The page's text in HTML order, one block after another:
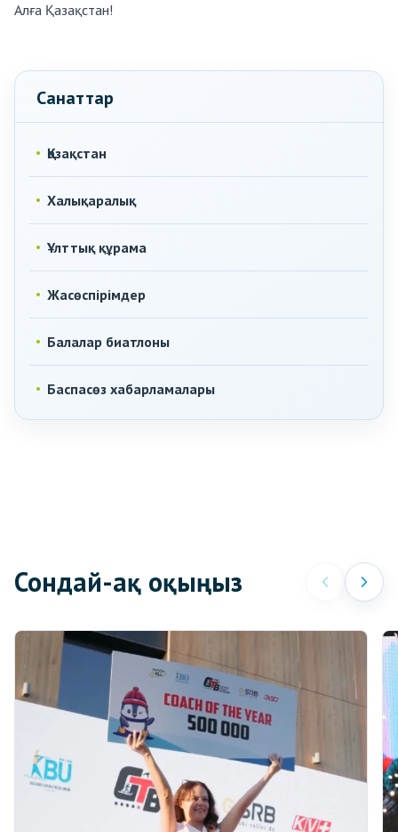
Алға Қазақстан!
Санаттар
Қазақстан
Халықаралық
Ұлттық құрама
Жасөспірімдер
Балалар биатлоны
Баспасөз хабарламалары
Сондай-ақ оқыңыз